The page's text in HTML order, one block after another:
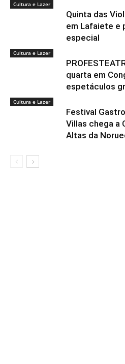
Cultura e Lazer
Quinta das
em Lafaiete e
especial
Cultura e Lazer
quarta em
espetáculos
Cultura e Lazer
Festival
Villas chega a
Altas da